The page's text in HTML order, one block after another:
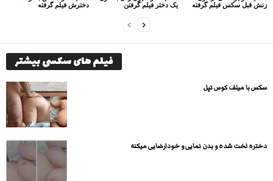
دخترش فیلم گرفته
یک دختر فیلم گرفتن
زنش قبل سکس فیلم گرفته
فیلم های سکسی بیشتر
سکس با میلف کوس تپل
دختره لخت شده و بدن نمایی و خودارضایی میکنه